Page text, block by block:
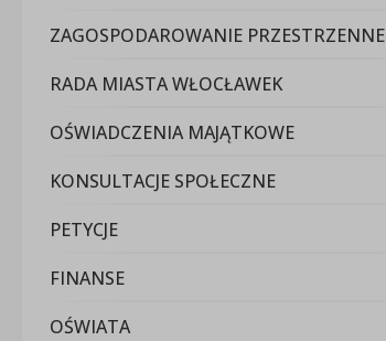
ZAGOSPODAROWANIE PRZESTRZENNE
RADA MIASTA WŁOCŁAWEK
OŚWIADCZENIA MAJĄTKOWE
KONSULTACJE SPOŁECZNE
PETYCJE
FINANSE
OŚWIATA